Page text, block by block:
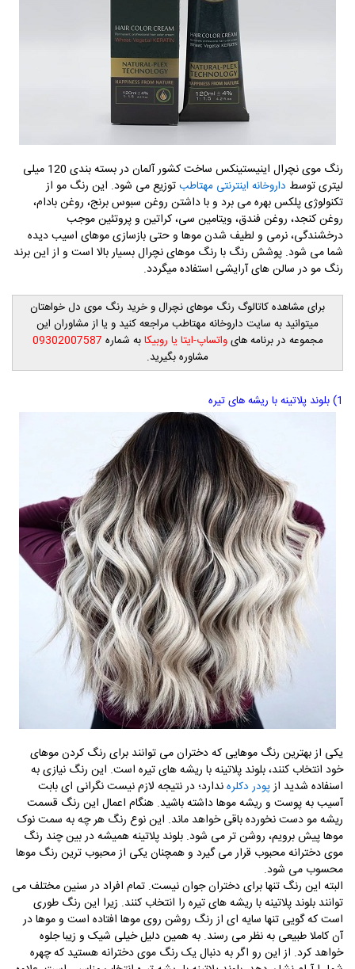
رنگ موی نچرال اینیستینکس ساخت کشور آلمان در بسته بندی 120 میلی
لیتری توسط داروخانه اینترنتی مهتاطبتوزیع می شود. این رنگ مو از
تکنولوژی پلکس بهره می برد و با داشتن روغن سبوس برنج، روغن بادام،
روغن کنجد، روغن فندق، ویتامین سی، کراتین و پروتئین موجب
درخشندگی، نرمی و لطیف شدن موها و حتی بازسازی موهای اسیب دیده
شما می شود. پوشش رنگ با رنگ موهای نچرال بسیار بالا است و از این برند
رنگ مو در سالن های آرایشی استفاده میگردد.
برای مشاهده کاتالوگ رنگ موهای نچرال و خرید رنگ موی دل خواهتان
میتوانید به سایت داروخانه مهتاطب مراجعه کنید و یا از مشاوران این
مجموعه در برنامه هایواتساپ-ایتا یا روبیکابه شماره 09302007587
مشاوره بگیرید.
1) بلوند پلاتینه با ریشه های تیره
یکی از بهترین رنگ موهایی که دختران می توانند برای رنگ کردن موهای
خود انتخاب کنند، بلوند پلاتینه با ریشه های تیره است. این رنگ نیازی به
اسنفاده شدید ازپودر دکلرهندارد؛ در نتیجه لازم نیست نگرانی ای بابت
آسیب به پوست و ریشه موها داشته باشید. هنگام اعمال این رنگ قسمت
ریشه مو دست نخورده باقی خواهد ماند. این نوع رنگ هر چه به سمت نوک
موها پیش برویم، روشن تر می شود. بلوند پلاتینه همیشه در بین چند رنگ
موی دخترانه محبوب قرار می گیرد و همچنان یکی از محبوب ترین رنگ موها
محسوب می شود.
البته این رنگ تنها برای دختران جوان نیست. تمام افراد در سنین مختلف می
توانند بلوند پلاتینه با ریشه های تیره را انتخاب کنند. زیرا این رنگ طوری
است که گویی تنها سایه ای از رنگ روشن روی موها افتاده است و موها در
آن کاملا طبیعی به نظر می رسند. به همین دلیل خیلی شیک و زیبا جلوه
خواهد کرد. از این رو اگر به دنبال یک رنگ موی دخترانه هستید که چهره